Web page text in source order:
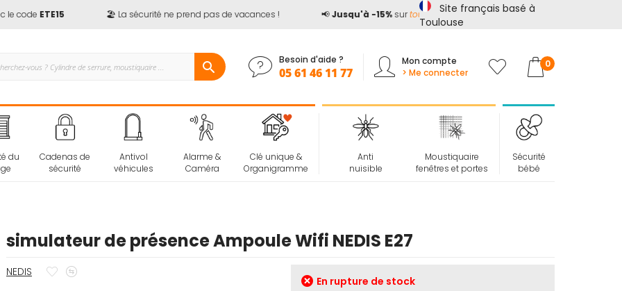
codeETE15 🏖️ La sécurité ne prend pas de vacances ! 📢Jusqu'à -15%surtout le site*avec le codeETE15
Site français basé à
Toulouse
Besoin d'aide ?
05 61 46 11 77
Mon compte
> Me connecter
Mon panier
0
du
Cadenas de
sécurité
Antivol
véhicules
Alarme &
Caméra
Clé unique &
Organigramme
Anti
nuisible
Moustiquaire
fenêtres et portes
Sécurité
bébé
simulateur de présence Ampoule Wifi NEDIS E27
NEDIS
Ajouter
En rupture de stock